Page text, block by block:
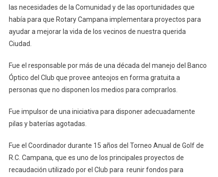
las necesidades de la Comunidad y de las oportunidades que
había para que Rotary Campana implementara proyectos para
ayudar a mejorar la vida de los vecinos de nuestra querida
Ciudad.
Fue el responsable por más de una década del manejo del Banco
Óptico del Club que provee anteojos en forma gratuita a
personas que no disponen los medios para comprarlos.
Fue impulsor de una iniciativa para disponer adecuadamente
pilas y baterías agotadas.
Fue el Coordinador durante 15 años del Torneo Anual de Golf de
R.C. Campana, que es uno de los principales proyectos de
recaudación utilizado por el Club para reunir fondos para